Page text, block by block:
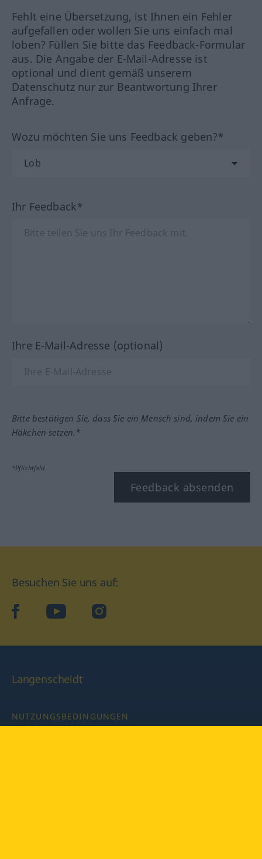
Fehlt eine Übersetzung, ist Ihnen ein Fehler
aufgefallen oder wollen Sie uns einfach mal
loben? Füllen Sie bitte das Feedback-Formular
aus. Die Angabe der E-Mail-Adresse ist
optional und dient gemäß unserem
Datenschutz nur zur Beantwortung Ihrer
Anfrage.
Wozu möchten Sie uns Feedback geben?*
Ihr Feedback*
Ihre E-Mail-Adresse (optional)
Bitte bestätigen Sie, dass Sie ein Mensch sind, indem Sie ein
Häkchen setzen.*
*Pflichtfeld
Feedback absenden
Besuchen Sie uns auf:
facebookYouTube Instagram
Langenscheidt
NUTZUNGSBEDINGUNGEN